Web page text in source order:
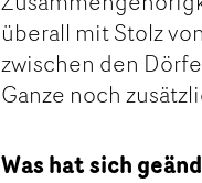
überall mit Stolz
zwischen den
Ganze noch
Was hat sich